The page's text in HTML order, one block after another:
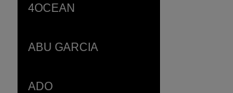
4OCEAN
ABU GARCIA
ADO